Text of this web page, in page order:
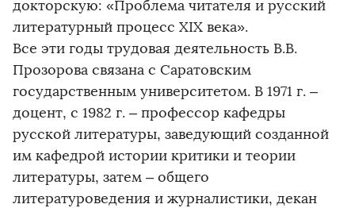
докторскую: «Проблема читателя и русский
литературный процесс ХIХ века».
Все эти годы трудовая деятельность В.В.
Прозорова связана с Саратовским
государственным университетом. В 1971 г. –
доцент, с 1982 г. – профессор кафедры
русской литературы, заведующий созданной
им кафедрой истории критики и теории
литературы, затем – общего
литературоведения и журналистики, декан